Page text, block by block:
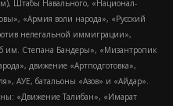
Штабы Навального, «Национал-
«Армия воли народа», «Русский
нелегальной иммиграции»,
им. Степана Бандеры», «Мизантропик
движение «Артподготовка»,
АУЕ, батальоны «Азов» и «Айдар».
«Движение Талибан», «Имарат